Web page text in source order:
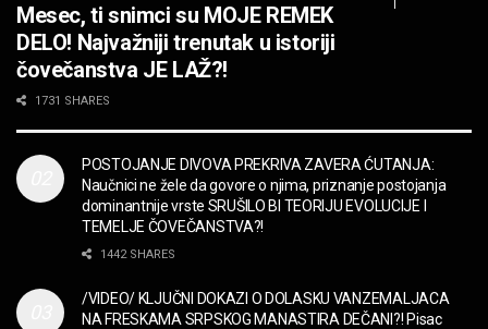
OPASNO! ZZ TOP – Beer Drinkers and
Hellraisers
MUZIKA
“Missin’ Yo’ Kissin'” BILLY ZZ TOP
MUZIKA
FILM
Mesec, ti snimci su MOJE REMEK
DELO! Najvažniji trenutak u istoriji
čovečanstva JE LAŽ?!
1731 SHARES
POSTOJANJE DIVOVA PREKRIVA ZAVERA ĆUTANJA:
Naučnici ne žele da govore o njima, priznanje postojanja
dominantnije vrste SRUŠILO BI TEORIJU EVOLUCIJE I
TEMELJE ČOVEČANSTVA?!
1442 SHARES
/VIDEO/ KLJUČNI DOKAZI O DOLASKU VANZEMALJACA
NA FRESKAMA SRPSKOG MANASTIRA DEČANI?! Pisac